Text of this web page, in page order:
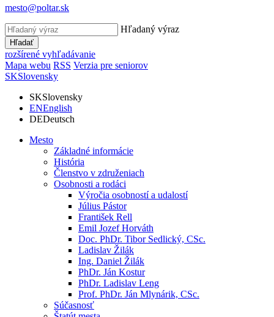
mesto@poltar.sk
Hľadaný výraz
Hľadať
rozšírené vyhľadávanie
Mapa webu RSS Verzia pre seniorov
SKSlovensky
SKSlovensky
ENEnglish
DEDeutsch
Mesto
Základné informácie
História
Členstvo v združeniach
Osobnosti a rodáci
Výročia osobností a udalostí
Július Pástor
František Rell
Emil Jozef Horváth
Doc. PhDr. Tibor Sedlický, CSc.
Ladislav Žilák
Ing. Daniel Žilák
PhDr. Ján Kostur
PhDr. Ladislav Leng
Prof. PhDr. Ján Mlynárik, CSc.
Súčasnosť